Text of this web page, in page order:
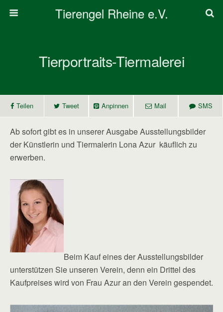
Tierengel Rheine e.V.
Tierportraits-Tiermalerei
Teilen Tweet Anpinnen Mail SMS
Ab sofort gibt es in unserer Ausgabe Ausstellungsbilder
der Künstlerin und Tiermalerin Lona Azur käuflich zu
erwerben.
Beim Kauf eines der Ausstellungsbilder
unterstützen Sie unseren Verein, denn ein Drittel des
Kaufpreises wird von Frau Azur an den Verein gespendet.